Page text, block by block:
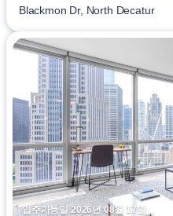
Blackmon Dr, North Decatur
입주가능일 2026년 08월 17일